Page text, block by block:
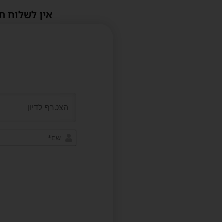
אין לשלוח